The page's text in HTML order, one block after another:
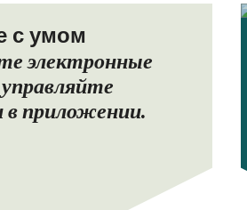
с умом
электронные
в приложении.